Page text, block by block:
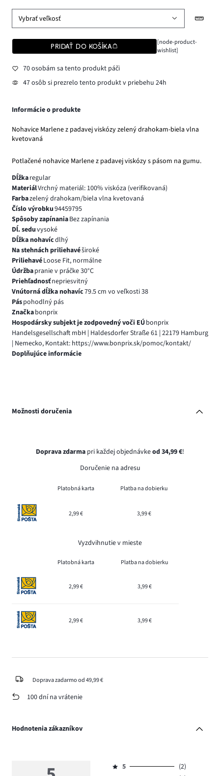
Vybrať veľkosť
PRIDAŤ DO KOŠÍKA
[node-product-
wishlist]
70 osobám sa tento produkt páči
47 osôb si prezrelo tento produkt v priebehu 24h
Informácie o produkte
Nohavice Marlene z padavej viskózy zelený drahokam-biela vlna
kvetovaná
Potlačené nohavice Marlene z padavej viskózy s pásom na gumu.
Dĺžkaregular
MateriálVrchný materiál: 100% viskóza (verifikovaná)
Farbazelený drahokam/biela vlna kvetovaná
Číslo výrobku94459795
Spôsoby zapínaniaBez zapínania
Dĺ. seduvysoké
Dĺžka nohavícdlhý
Na stehnách priliehavéširoké
PriliehavéLoose Fit, normálne
Údržbapranie v práčke 30°C
Priehľadnosťnepriesvitný
Vnútorná dĺžka nohavíc79.5 cm vo veľkosti 38
Páspohodlný pás
Značkabonprix
Hospodársky subjekt je zodpovedný voči EÚbonprix
Handelsgesellschaft mbH | Haldesdorfer Straße 61 | 22179 Hamburg
| Nemecko, Kontakt: https://www.bonprix.sk/pomoc/kontakt/
Doplňujúce informácie
Možnosti doručenia
Doprava zdarma pri každej objednávkeod 34,99 €!
Doručenie na adresu
Platobná karta Platba na dobierku
2,99 € 3,99 €
Vyzdvihnutie v mieste
Platobná karta Platba na dobierku
2,99 € 3,99 €
2,99 € 3,99 €
Doprava zadarmo od 49,99 €
100 dní na vrátenie
Hodnotenia zákazníkov
Hodnotenie
5
(2)